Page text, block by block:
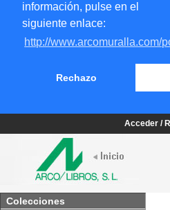
información, pulse en el
siguiente enlace:
http://www.arcomuralla.com/
Rechazo
Acceder /
Colecciones